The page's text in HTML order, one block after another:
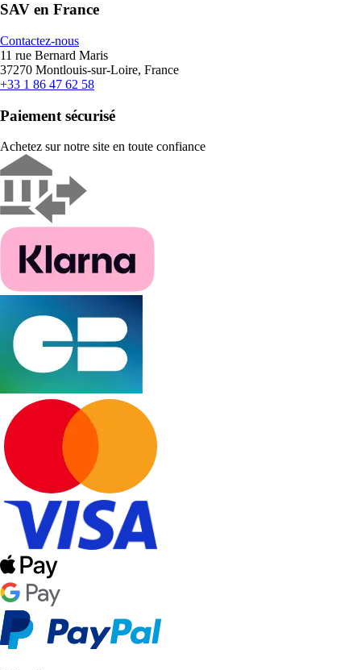
SAV en France
Contactez-nous
11 rue Bernard Maris
37270 Montlouis-sur-Loire, France
+33 1 86 47 62 58
Paiement sécurisé
Achetez sur notre site en toute confiance